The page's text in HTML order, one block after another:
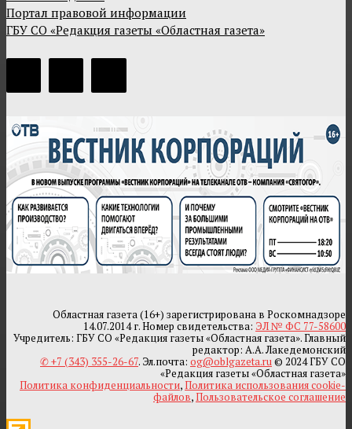
Портал правовой информации
ГБУ СО «Редакция газеты «Областная газета»
Областная газета (16+) зарегистрирована в Роскомнадзоре
14.07.2014 г. Номер свидетельства: ЭЛ № ФС 77-58600
Учредитель: ГБУ СО «Редакция газеты «Областная газета». Главный
редактор: А.А. Лакедемонский
✆ +7 (343) 355-26-67. Эл.почта: og@oblgazeta.ru© 2024 ГБУ СО
«Редакция газеты «Областная газета»
Политика конфиденциальности,Политика использования cookie-
файлов,Пользовательское соглашение